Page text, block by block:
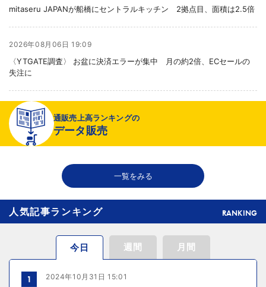
mitaseru JAPANが船橋にセントラルキッチン 2拠点目、面積は2.5倍
2026年08月06日 19:09
〈YTGATE調査〉 お盆に決済エラーが集中 月の約2倍、ECセールの
失注に
2026年08月06日 19:01
〈注目企業のEC戦略〉 イズミセが豊富な品揃えで差別化、酒類ECでモ
ール軸に50店展開
2026年08月06日 18:50
THE RICHが149の温浴施設で広告、都内29店舗で製品導入
通販売上高ランキングの
データ販売
一覧をみる
人気記事ランキング RANKING
今日 週間 月間
1 2024年10月31日 15:01